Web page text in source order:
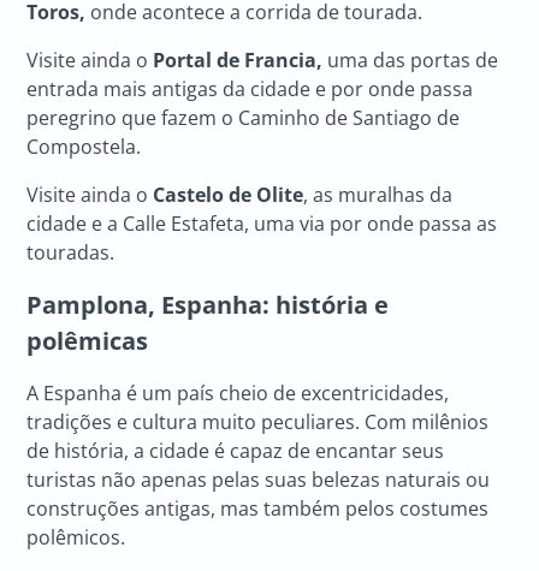
Toros, onde acontece a corrida de tourada.
Visite ainda o Portal de Francia, uma das portas de
entrada mais antigas da cidade e por onde passa
peregrino que fazem o Caminho de Santiago de
Compostela.
Visite ainda o Castelo de Olite, as muralhas da
cidade e a Calle Estafeta, uma via por onde passa as
touradas.
Pamplona, Espanha: história e
polêmicas
A Espanha é um país cheio de excentricidades,
tradições e cultura muito peculiares. Com milênios
de história, a cidade é capaz de encantar seus
turistas não apenas pelas suas belezas naturais ou
construções antigas, mas também pelos costumes
polêmicos.